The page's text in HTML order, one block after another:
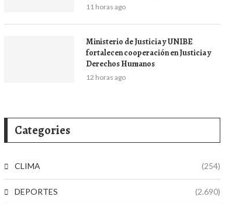
11 horas ago
Ministerio de Justicia y UNIBE
fortalecen cooperación en Justicia y
Derechos Humanos
12 horas ago
Categories
CLIMA (254)
DEPORTES (2.690)